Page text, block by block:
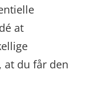
at
at du får den